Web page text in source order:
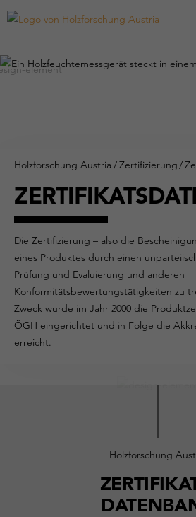
Holzforschung Austria /Zertifizierung/
Die Zertifizierung – also die
eines Produktes durch einen
Prüfung und Evaluierung und anderen
Konformitätsbewertungstätigkeiten zu
Zweck wurde im Jahr 2000 die
ÖGH eingerichtet und in Folge die
erreicht.
Holzforschung